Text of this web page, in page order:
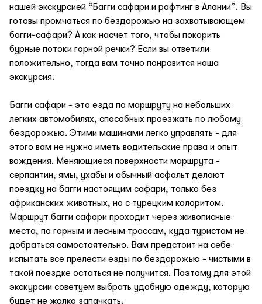
нашей экскурсией “Багги сафари и рафтинг в Алании”. Вы
готовы промчаться по бездорожью на захватывающем
багги-сафари? А как насчет того, чтобы покорить
бурные потоки горной речки? Если вы ответили
положительно, тогда вам точно понравится наша
экскурсия.
Багги сафари - это езда по маршруту на небольших
легких автомобилях, способных проезжать по любому
бездорожью. Этими машинами легко управлять - для
этого вам не нужно иметь водительские права и опыт
вождения. Меняющиеся поверхности маршрута -
серпантин, ямы, ухабы и обычный асфальт делают
поездку на багги настоящим сафари, только без
африканских животных, но с турецким колоритом.
Маршрут багги сафари проходит через живописные
места, по горным и лесным трассам, куда туристам не
добраться самостоятельно. Вам предстоит на себе
испытать все прелести езды по бездорожью - чистыми в
такой поездке остаться не получится. Поэтому для этой
экскурсии советуем выбрать удобную одежду, которую
будет не жалко запачкать.